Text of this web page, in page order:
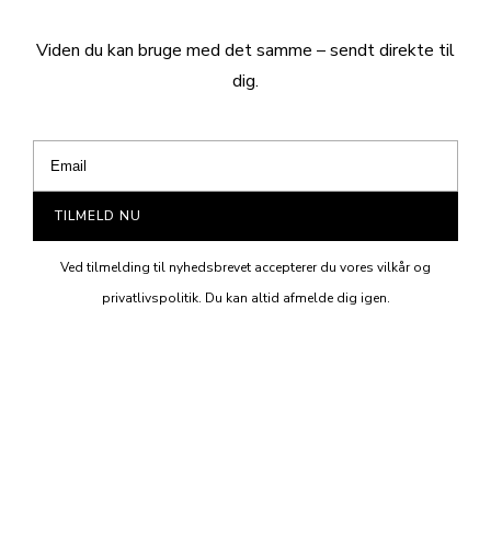
Viden du kan bruge med det samme – sendt direkte til
dig.
TILMELD NU
Ved tilmelding til nyhedsbrevet accepterer du vores vilkår og
privatlivspolitik. Du kan altid afmelde dig igen.